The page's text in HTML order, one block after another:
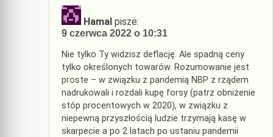
Hamal pisze:
9 czerwca 2022 o 10:31
Nie tylko Ty widzisz deflację. Ale spadną ceny
tylko określonych towarów. Rozumowanie jest
proste – w związku z pandemią NBP z rządem
nadrukowali i rozdali kupę forsy (patrz obniżenie
stóp procentowych w 2020), w związku z
niepewną przyszłością ludzie trzymają kasę w
skarpecie a po 2 latach po ustaniu pandemii